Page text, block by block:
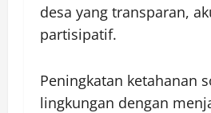
desa yang transparan,
partisipatif.
Peningkatan ketahanan
lingkungan dengan